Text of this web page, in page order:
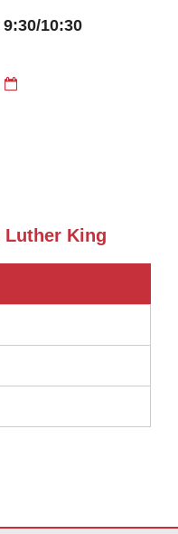
10:30
King